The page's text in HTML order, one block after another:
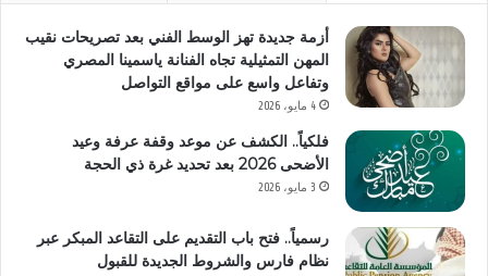
أزمة جديدة تهز الوسط الفني بعد تصريحات نقيب
المهن التمثيلية تجاه الفنانة ياسمينا المصري
وتفاعل واسع على مواقع التواصل
4 مايو، 2026
فلكياً.. الكشف عن موعد وقفة عرفة وعيد
الأضحى 2026 بعد تحديد غرة ذي الحجة
3 مايو، 2026
رسمياً.. فتح باب التقديم على التقاعد المبكر عبر
نظام فارس والشروط الجديدة للقبول